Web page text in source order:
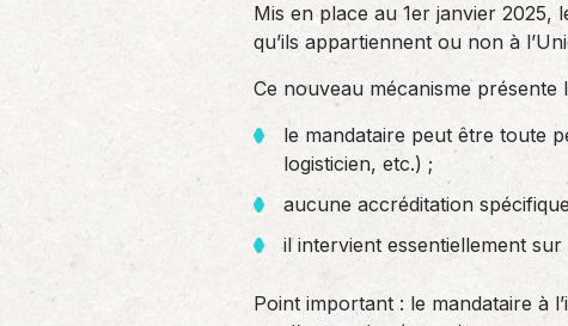
Mis en place au 1er janvier 2025,
qu’ils appartiennent ou non à
Ce nouveau mécanisme présente
le mandataire peut être toute
logisticien, etc.) ;
aucune accréditation
il intervient essentiellement
Point important : le mandataire à